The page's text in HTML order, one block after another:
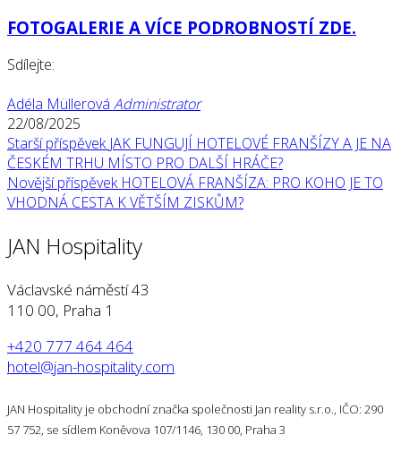
FOTOGALERIE A VÍCE PODROBNOSTÍ ZDE.
Sdílejte:
Adéla Müllerová Administrator
22/08/2025
Starší příspěvek JAK FUNGUJÍ HOTELOVÉ FRANŠÍZY A JE NA
ČESKÉM TRHU MÍSTO PRO DALŠÍ HRÁČE?
Novější příspěvek HOTELOVÁ FRANŠÍZA: PRO KOHO JE TO
VHODNÁ CESTA K VĚTŠÍM ZISKŮM?
JAN Hospitality
Václavské náměstí 43
110 00, Praha 1
+420 777 464 464
hotel@jan-hospitality.com
JAN Hospitality je obchodní značka společnosti Jan reality s.r.o., IČO: 290
57 752, se sídlem Koněvova 107/1146, 130 00, Praha 3